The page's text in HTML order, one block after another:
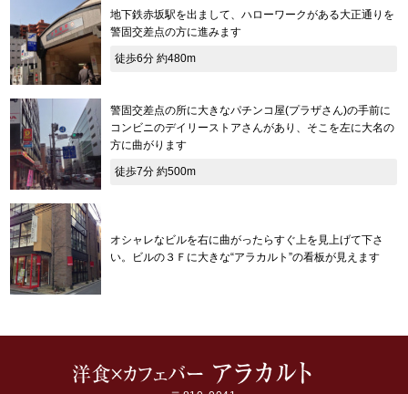
地下鉄赤坂駅を出まして、ハローワークがある大正通りを
警固交差点の方に進みます
徒歩6分 約480m
警固交差点の所に大きなパチンコ屋(プラザさん)の手前に
コンビニのデイリーストアさんがあり、そこを左に大名の
方に曲がります
徒歩7分 約500m
オシャレなビルを右に曲がったらすぐ上を見上げて下さ
い。ビルの３Ｆに大きな“アラカルト”の看板が見えます